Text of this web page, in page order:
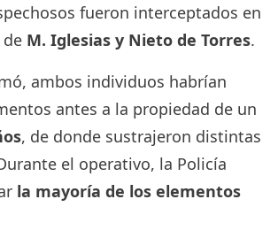
fueron interceptados en
M. Iglesias y Nieto de Torres.
ambos individuos habrían
antes a la propiedad de un
, de donde sustrajeron distintas
el operativo, la Policía
la mayoría de los elementos